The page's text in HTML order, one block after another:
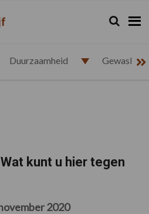
Zoeken...
Zoek
Duurzaamheid
kunt u hier tegen
2020